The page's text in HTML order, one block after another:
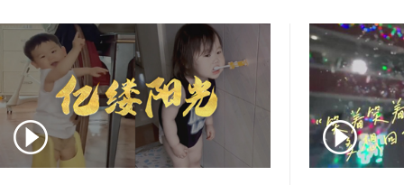
千年黑城显沧桑